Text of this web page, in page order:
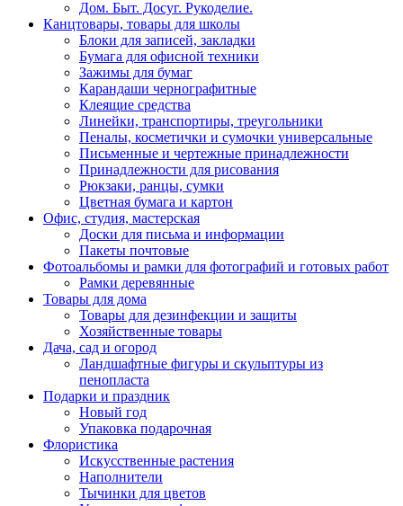
Дом. Быт. Досуг. Рукоделие.
Канцтовары, товары для школы
Блоки для записей, закладки
Бумага для офисной техники
Зажимы для бумаг
Карандаши чернографитные
Клеящие средства
Линейки, транспортиры, треугольники
Пеналы, косметички и сумочки универсальные
Письменные и чертежные принадлежности
Принадлежности для рисования
Рюкзаки, ранцы, сумки
Цветная бумага и картон
Офис, студия, мастерская
Доски для письма и информации
Пакеты почтовые
Фотоальбомы и рамки для фотографий и готовых работ
Рамки деревянные
Товары для дома
Товары для дезинфекции и защиты
Хозяйственные товары
Дача, сад и огород
Ландшафтные фигуры и скульптуры из
пенопласта
Подарки и праздник
Новый год
Упаковка подарочная
Флористика
Искусственные растения
Наполнители
Тычинки для цветов